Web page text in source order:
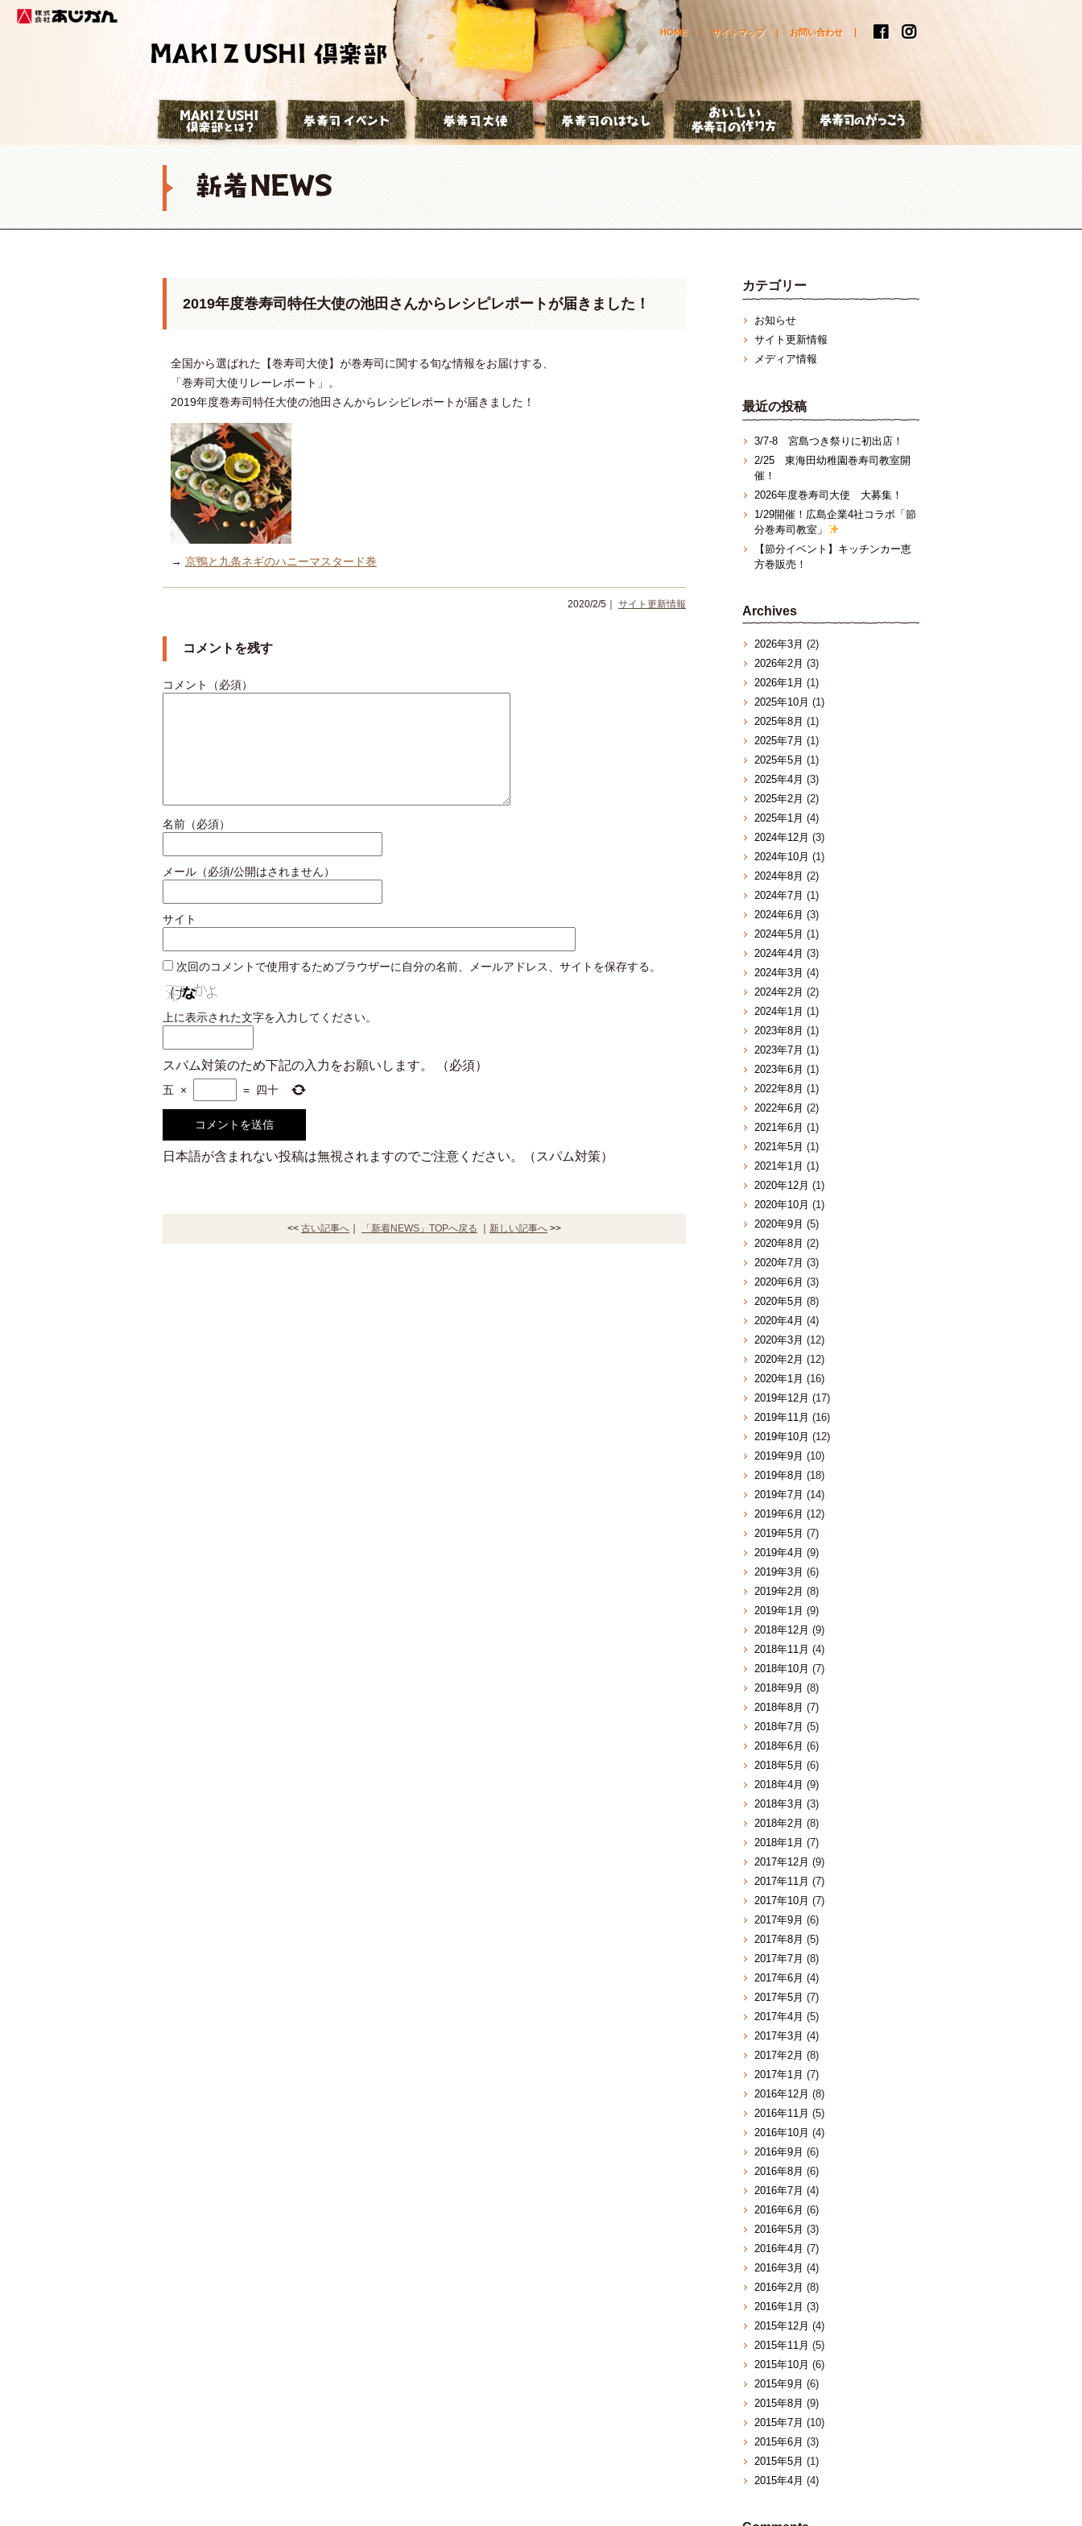
株式会社あじかん お問い合わせ
サイトマップ
HOME
巻寿司倶楽部とは？ 巻寿司イベント 巻寿司大使 巻寿司のはなし おいしい巻寿司の作り方
2019年度巻寿司特任大使の池田さんからレシピレポートが届きました！
全国から選ばれた【巻寿司大使】が巻寿司に関する旬な情報をお届けする、
「巻寿司大使リレーレポート」。
2019年度巻寿司特任大使の池田さんからレシピレポートが届きました！
→ 京鴨と九条ネギのハニーマスタード巻
2020/2/5｜ サイト更新情報
コメントを残す
コメント（必須）
名前（必須）
メール（必須/公開はされません）
サイト
次回のコメントで使用するためブラウザーに自分の名前、メールアドレス、サイトを保存する。
上に表示された文字を入力してください。
スパム対策のため下記の入力をお願いします。 （必須）
五 × = 四十
日本語が含まれない投稿は無視されますのでご注意ください。（スパム対策）
<< 古い記事へ 「新着NEWS」TOPへ戻る 新しい記事へ >>
カテゴリー
お知らせ
サイト更新情報
メディア情報
最近の投稿
3/7‐8 宮島つき祭りに初出店！
2/25 東海田幼稚園巻寿司教室開
催！
2026年度巻寿司大使 大募集！
1/29開催！広島企業4社コラボ「節
分巻寿司教室」
【節分イベント】キッチンカー恵
方巻販売！
Archives
2026年3月 (2)
2026年2月 (3)
2026年1月 (1)
2025年10月 (1)
2025年8月 (1)
2025年7月 (1)
2025年5月 (1)
2025年4月 (3)
2025年2月 (2)
2025年1月 (4)
2024年12月 (3)
2024年10月 (1)
2024年8月 (2)
2024年7月 (1)
2024年6月 (3)
2024年5月 (1)
2024年4月 (3)
2024年3月 (4)
2024年2月 (2)
2024年1月 (1)
2023年8月 (1)
2023年7月 (1)
2023年6月 (1)
2022年8月 (1)
2022年6月 (2)
2021年6月 (1)
2021年5月 (1)
2021年1月 (1)
2020年12月 (1)
2020年10月 (1)
2020年9月 (5)
2020年8月 (2)
2020年7月 (3)
2020年6月 (3)
2020年5月 (8)
2020年4月 (4)
2020年3月 (12)
2020年2月 (12)
2020年1月 (16)
2019年12月 (17)
2019年11月 (16)
2019年10月 (12)
2019年9月 (10)
2019年8月 (18)
2019年7月 (14)
2019年6月 (12)
2019年5月 (7)
2019年4月 (9)
2019年3月 (6)
2019年2月 (8)
2019年1月 (9)
2018年12月 (9)
2018年11月 (4)
2018年10月 (7)
2018年9月 (8)
2018年8月 (7)
2018年7月 (5)
2018年6月 (6)
2018年5月 (6)
2018年4月 (9)
2018年3月 (3)
2018年2月 (8)
2018年1月 (7)
2017年12月 (9)
2017年11月 (7)
2017年10月 (7)
2017年9月 (6)
2017年8月 (5)
2017年7月 (8)
2017年6月 (4)
2017年5月 (7)
2017年4月 (5)
2017年3月 (4)
2017年2月 (8)
2017年1月 (7)
2016年12月 (8)
2016年11月 (5)
2016年10月 (4)
2016年9月 (6)
2016年8月 (6)
2016年7月 (4)
2016年6月 (6)
2016年5月 (3)
2016年4月 (7)
2016年3月 (4)
2016年2月 (8)
2016年1月 (3)
2015年12月 (4)
2015年11月 (5)
2015年10月 (6)
2015年9月 (6)
2015年8月 (9)
2015年7月 (10)
2015年6月 (3)
2015年5月 (1)
2015年4月 (4)